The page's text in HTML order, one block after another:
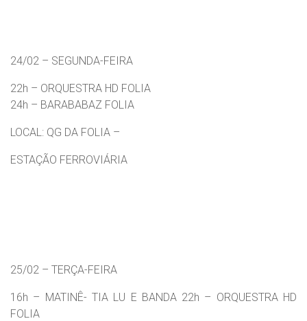
24/02 – SEGUNDA-FEIRA
22h – ORQUESTRA HD FOLIA
24h – BARABABAZ FOLIA
LOCAL: QG DA FOLIA –
ESTAÇÃO FERROVIÁRIA
25/02 – TERÇA-FEIRA
16h – MATINÊ- TIA LU E BANDA 22h – ORQUESTRA HD
FOLIA